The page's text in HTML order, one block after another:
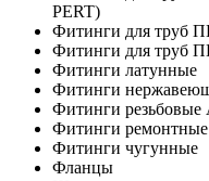
PERT)
Фитинги для труб
Фитинги для труб
Фитинги латунные
Фитинги
Фитинги резьбовые
Фитинги ремонтные
Фитинги чугунные
Фланцы